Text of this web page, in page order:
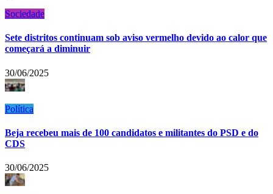
Sociedade
Sete distritos continuam sob aviso vermelho devido ao calor que
começará a diminuir
30/06/2025
Política
Beja recebeu mais de 100 candidatos e militantes do PSD e do
CDS
30/06/2025